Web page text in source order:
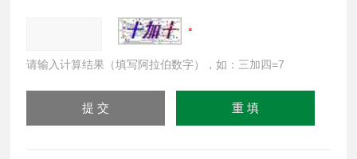
请输入计算结果（填写阿拉伯数字），如：三加四=7